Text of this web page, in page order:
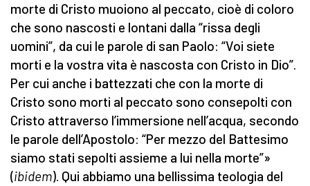
morte di Cristo muoiono al peccato, cioè di coloro
che sono nascosti e lontani dalla “rissa degli
uomini”, da cui le parole di san Paolo: “Voi siete
morti e la vostra vita è nascosta con Cristo in Dio”.
Per cui anche i battezzati che con la morte di
Cristo sono morti al peccato sono consepolti con
Cristo attraverso l’immersione nell’acqua, secondo
le parole dell’Apostolo: “Per mezzo del Battesimo
siamo stati sepolti assieme a lui nella morte”»
(ibidem). Qui abbiamo una bellissima teologia del